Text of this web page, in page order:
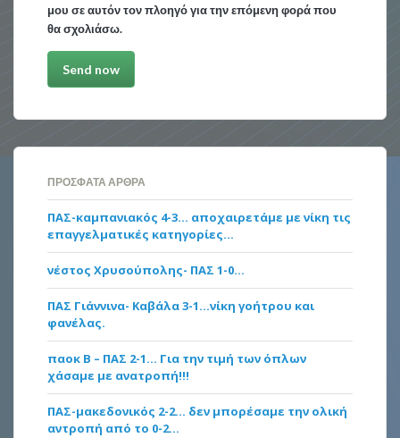
μου σε αυτόν τον πλοηγό για την επόμενη φορά που
θα σχολιάσω.
ΠΡΌΣΦΑΤΑ ΆΡΘΡΑ
ΠΑΣ-καμπανιακός 4-3… αποχαιρετάμε με νίκη τις
επαγγελματικές κατηγορίες…
νέστος Χρυσούπολης- ΠΑΣ 1-0…
ΠΑΣ Γιάννινα- Καβάλα 3-1…νίκη γοήτρου και
φανέλας.
παοκ Β – ΠΑΣ 2-1… Για την τιμή των όπλων
χάσαμε με ανατροπή!!!
ΠΑΣ-μακεδονικός 2-2… δεν μπορέσαμε την ολική
αντροπή από το 0-2…